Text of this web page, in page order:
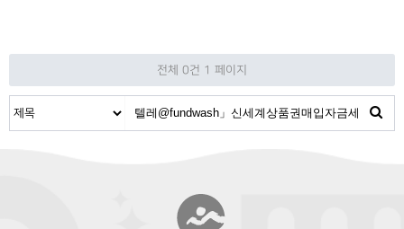
전체 0건 1 페이지